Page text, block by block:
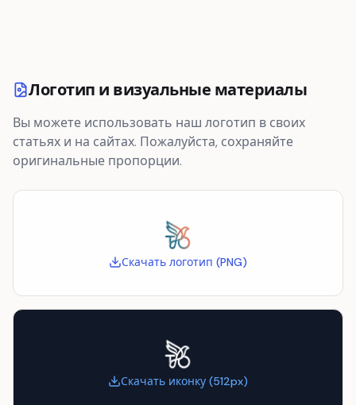
Логотип и визуальные материалы
Вы можете использовать наш логотип в своих
статьях и на сайтах. Пожалуйста, сохраняйте
оригинальные пропорции.
Скачать логотип (PNG)
Скачать иконку (512px)